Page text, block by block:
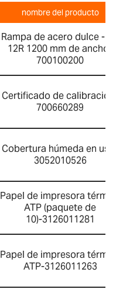
nombre del producto
Rampa de acero dulce - PT
12R 1200 mm de ancho-
700100200
Certificado de calibración-
700660289
Cobertura húmeda en uso-
3052010526
Papel de impresora térmica
ATP (paquete de
10)-3126011281
Papel de impresora térmica
ATP-3126011263